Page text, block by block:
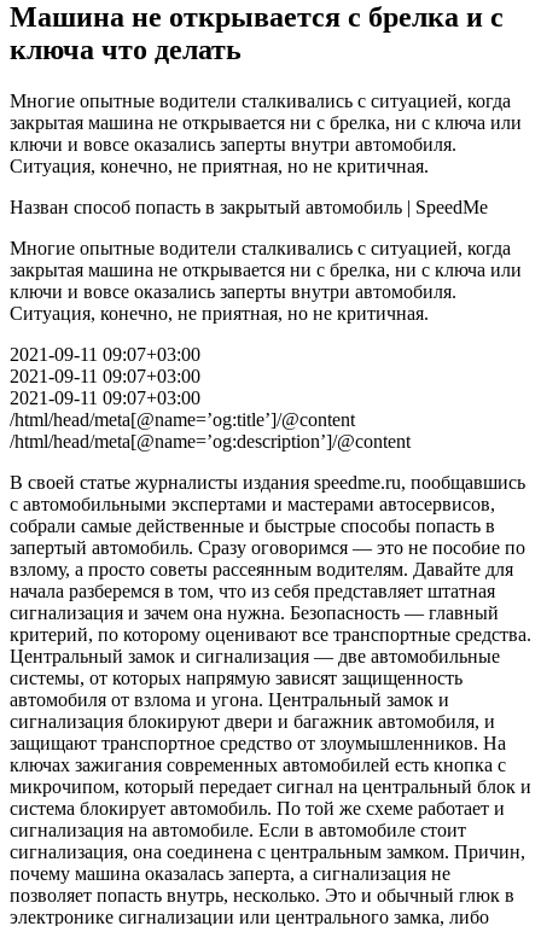
Машина не открывается с брелка и с
ключа что делать
Многие опытные водители сталкивались с ситуацией, когда
закрытая машина не открывается ни с брелка, ни с ключа или
ключи и вовсе оказались заперты внутри автомобиля.
Ситуация, конечно, не приятная, но не критичная.
Назван способ попасть в закрытый автомобиль | SpeedMe
Многие опытные водители сталкивались с ситуацией, когда
закрытая машина не открывается ни с брелка, ни с ключа или
ключи и вовсе оказались заперты внутри автомобиля.
Ситуация, конечно, не приятная, но не критичная.
2021-09-11 09:07+03:00
2021-09-11 09:07+03:00
2021-09-11 09:07+03:00
/html/head/meta[@name=’og:title’]/@content
/html/head/meta[@name=’og:description’]/@content
В своей статье журналисты издания speedme.ru, пообщавшись
с автомобильными экспертами и мастерами автосервисов,
собрали самые действенные и быстрые способы попасть в
запертый автомобиль. Сразу оговоримся — это не пособие по
взлому, а просто советы рассеянным водителям. Давайте для
начала разберемся в том, что из себя представляет штатная
сигнализация и зачем она нужна. Безопасность — главный
критерий, по которому оценивают все транспортные средства.
Центральный замок и сигнализация — две автомобильные
системы, от которых напрямую зависят защищенность
автомобиля от взлома и угона. Центральный замок и
сигнализация блокируют двери и багажник автомобиля, и
защищают транспортное средство от злоумышленников. На
ключах зажигания современных автомобилей есть кнопка с
микрочипом, который передает сигнал на центральный блок и
система блокирует автомобиль. По той же схеме работает и
сигнализация на автомобиле. Если в автомобиле стоит
сигнализация, она соединена с центральным замком. Причин,
почему машина оказалась заперта, а сигнализация не
позволяет попасть внутрь, несколько. Это и обычный глюк в
электронике сигнализации или центрального замка, либо